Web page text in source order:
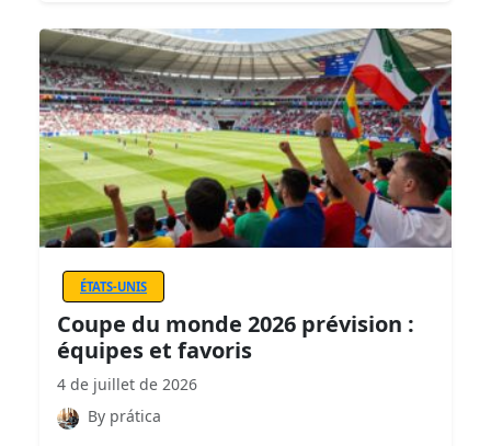
ÉTATS-UNIS
Coupe du monde 2026 prévision :
équipes et favoris
4 de juillet de 2026
By prática